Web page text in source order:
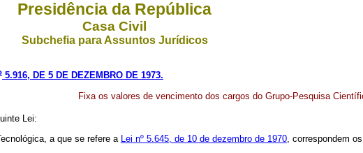
Presidência da República
Casa Civil
Subchefia para Assuntos Jurídicos
5.916, DE 5 DE DEZEMBRO DE 1973.
Fixa os valores de vencimento dos cargos do Grupo-Pesquisa
Lei:
a que se refere a Lei nº 5.645, de 10 de dezembro de 1970, correspondem